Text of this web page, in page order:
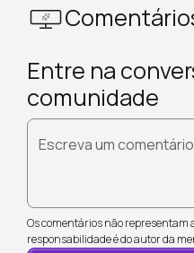
Entre na
comunidade
Escreva um comentário
Os comentários não representam
responsabilidade é do autor da